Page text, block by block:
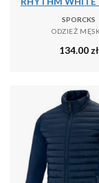
SPORCKS
ODZIEŻ
134.00zł